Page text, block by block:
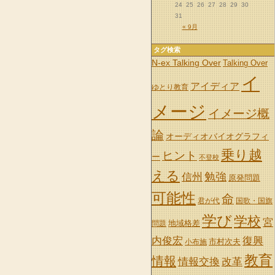
« 9月
24 25 26 27 28 29
30
31
タグ検索
N-ex Talking Over Talking Over
ゆとり教育 アイディア イ
メージ イメージ概
論 オーディオバイオグラフィ
ー ヒント 不登校 乗り越
える信州 勉強 原発問題
可能性 君が代 命 国歌・国旗
問題 地域格差 学び学校 宮
内俊宏 小布施 市村次夫 復興
情報情報交換 改革教育